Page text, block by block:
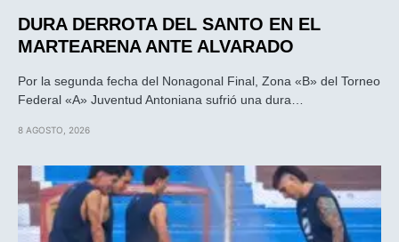
DURA DERROTA DEL SANTO EN EL
MARTEARENA ANTE ALVARADO
Por la segunda fecha del Nonagonal Final, Zona «B» del Torneo
Federal «A» Juventud Antoniana sufrió una dura…
8 AGOSTO, 2026